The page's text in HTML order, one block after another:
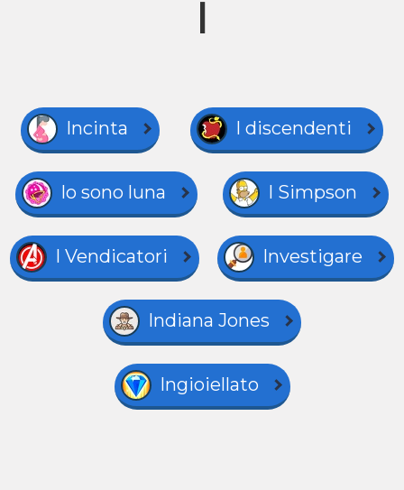
I
Incinta I discendenti
Io sono luna I Simpson
I Vendicatori Investigare
Indiana Jones
Ingioiellato